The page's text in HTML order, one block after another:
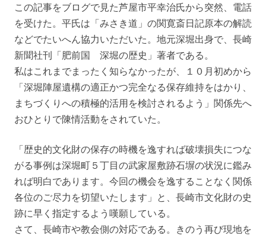
この記事をブログで見た芦屋市平幸治氏から突然、電話
を受けた。平氏は「みさき道」の関寛斎日記原本の解読
などでたいへん協力いただいた。地元深堀出身で、長崎
新聞社刊「肥前国 深堀の歴史」著者である。
私はこれまでまったく知らなかったが、１０月初めから
「深堀陣屋遺構の適正かつ完全なる保存維持をはかり、
まちづくりへの積極的活用を検討されるよう」関係先へ
おひとりで陳情活動をされていた。
「歴史的文化財の保存の時機を逸すれば破壊損失につな
がる事例は深堀町５丁目の武家屋敷跡石塀の状況に鑑み
れば明白であります。今回の機会を逸することなく関係
各位のご尽力を切望いたします」と、長崎市文化財の史
跡に早く指定するよう嘆願している。
さて、長崎市や教会側の対応である。きのう再び現地を